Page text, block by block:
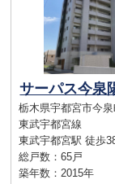
サーパス今泉
栃木県宇都宮市今
東武宇都宮線
東武宇都宮駅 徒歩
総戸数：65戸
築年数：2015年